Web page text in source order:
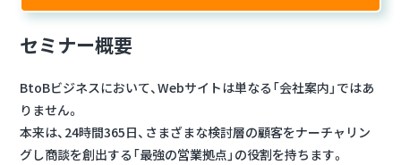
セミナー概要
BtoBビジネスにおいて、Webサイトは単なる「会社案内」ではあ
りません。
本来は、24時間365日、さまざまな検討層の顧客をナーチャリン
グし商談を創出する「最強の営業拠点」の役割を持ちます。